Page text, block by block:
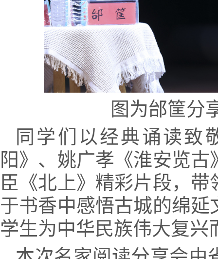
图为邰筐分
同学们以经典诵读致
阳》、姚广孝《淮安览
臣《北上》精彩片段，
于书香中感悟古城的绵
学生为中华民族伟大复